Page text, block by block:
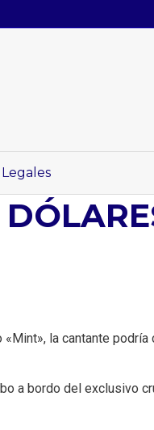
la cantante podría
a bordo del exclusivo